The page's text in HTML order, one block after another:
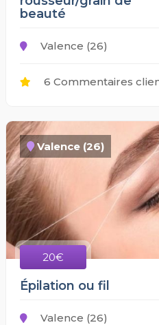
beauté
Valence (26)
6 Commentaires
Valence (26)
20€
Épilation ou fil
Valence (26)